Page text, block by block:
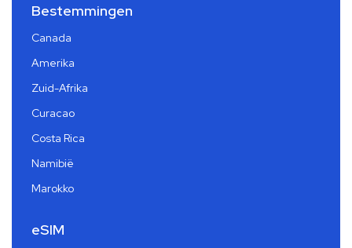
Bestemmingen
Canada
Amerika
Zuid-Afrika
Curacao
Costa Rica
Namibië
Marokko
eSIM